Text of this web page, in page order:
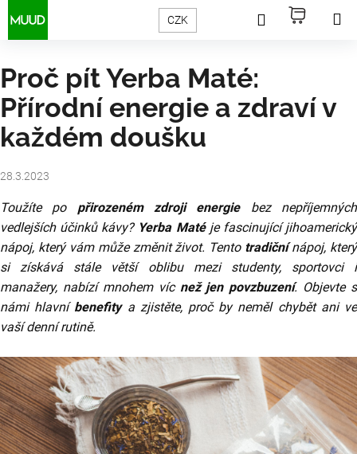
na
CZK HledatPřihlášení
Proč pít Yerba Maté:
Přírodní energie a zdraví v
každém doušku
28.3.2023
Toužíte po přirozeném zdroji energiebez nepříjemných
vedlejších účinků kávy? Yerba Matéje fascinující jihoamerický
nápoj, který vám může změnit život. Tento tradičnínápoj, který
si získává stále větší oblibu mezi studenty, sportovci i
manažery, nabízí mnohem víc než jen povzbuzení. Objevte s
námi hlavní benefitya zjistěte, proč by neměl chybět ani ve
vaší denní rutině.
K
o
š
í
k
C
o
p
t
ř
e
b
u
e
e
n
a
j